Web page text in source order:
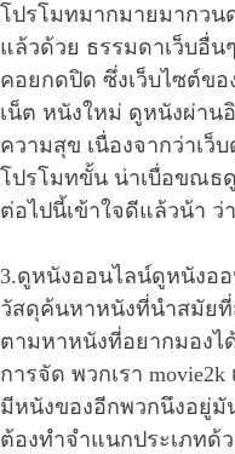
โปรโมทมากมายมากวน
แล้วด้วย ธรรมดาเว็บอื่
คอยกดปิด ซึ่งเว็บไซต์ข
เน็ต หนังใหม่ ดูหนังผ่าน
ความสุข เนื่องจากว่าเว็
โปรโมทขั้น น่าเบื่อขณธ
ต่อไปนี้เข้าใจดีแล้วน้า ว่
3.ดูหนังออนไลน์ดูหนังอ
วัสดุค้นหาหนังที่นำสมัย
ตามหาหนังที่อยากมองไ
การจัด พวกเรา
มีหนังของอีกพวกนึงอยู่มั
ต้องทำจำแนกประเภทด้